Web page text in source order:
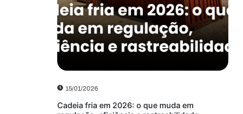
15/01/2026
Cadeia fria em 2026: o que muda em